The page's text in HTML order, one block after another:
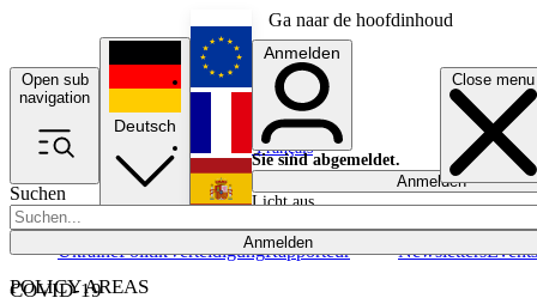
Ga naar de hoofdinhoud
Open sub
navigation
Close menu
Suchen
Anmelden
POLICY AREAS
UkrainePolitikVerteidigungRapporteur NewslettersEvents
Deutsch
English
Français
Anmelden
Sie sind abgemeldet.
Anmelden
Licht aus
COVID-19